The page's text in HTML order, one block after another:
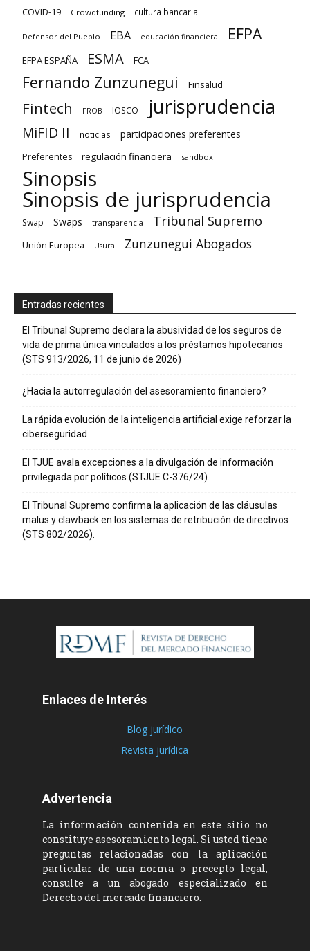
COVID-19 Crowdfunding cultura bancaria
Defensor del Pueblo EBA educación financiera EFPA
EFPA ESPAÑA ESMA FCA
Fernando Zunzunegui Finsalud
Fintech FROB IOSCO jurisprudencia
MiFID II noticias participaciones preferentes
Preferentes regulación financiera sandbox
Sinopsis
Sinopsis de jurisprudencia
Swap Swaps transparencia Tribunal Supremo
Unión Europea Usura Zunzunegui Abogados
Entradas recientes
El Tribunal Supremo declara la abusividad de los seguros de
vida de prima única vinculados a los préstamos hipotecarios
(STS 913/2026, 11 de junio de 2026)
¿Hacia la autorregulación del asesoramiento financiero?
La rápida evolución de la inteligencia artificial exige reforzar la
ciberseguridad
El TJUE avala excepciones a la divulgación de información
privilegiada por políticos (STJUE C-376/24).
El Tribunal Supremo confirma la aplicación de las cláusulas
malus y clawback en los sistemas de retribución de directivos
(STS 802/2026).
Enlaces de Interés
Blog jurídico
Revista jurídica
Advertencia
La información contenida en este sitio no
constituye asesoramiento legal. Si usted tiene
preguntas relacionadas con la aplicación
particular de una norma o precepto legal,
consulte a un abogado especializado en
Derecho del mercado financiero.